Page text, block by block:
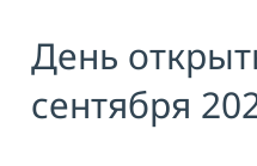
на
День
сентября